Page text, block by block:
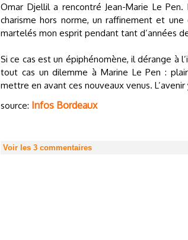
Omar Djellil a rencontré Jean-Marie Le
charisme hors norme, un raffinement et
martelés mon esprit pendant tant d’années
Si ce cas est un épiphénomène, il dérange à
tout cas un dilemme à Marine Le Pen :
mettre en avant ces nouveaux venus. L’avenir
source: Infos Bordeaux
Voir les 3 commentaires